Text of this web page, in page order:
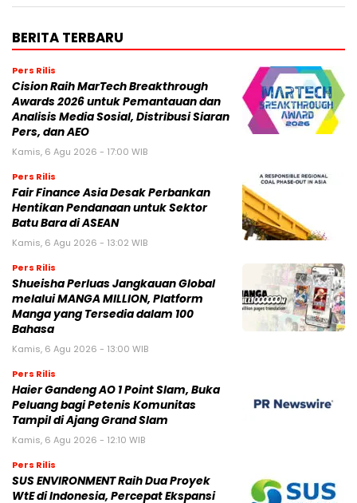
BERITA TERBARU
Pers Rilis
Cision Raih MarTech Breakthrough
Awards 2026 untuk Pemantauan dan
Analisis Media Sosial, Distribusi Siaran
Pers, dan AEO
Kamis, 6 Agu 2026 - 17:00 WIB
Pers Rilis
Fair Finance Asia Desak Perbankan
Hentikan Pendanaan untuk Sektor
Batu Bara di ASEAN
Kamis, 6 Agu 2026 - 13:02 WIB
Pers Rilis
Shueisha Perluas Jangkauan Global
melalui MANGA MILLION, Platform
Manga yang Tersedia dalam 100
Bahasa
Kamis, 6 Agu 2026 - 13:00 WIB
Pers Rilis
Haier Gandeng AO 1 Point Slam, Buka
Peluang bagi Petenis Komunitas
Tampil di Ajang Grand Slam
Kamis, 6 Agu 2026 - 12:10 WIB
Pers Rilis
SUS ENVIRONMENT Raih Dua Proyek
WtE di Indonesia, Percepat Ekspansi